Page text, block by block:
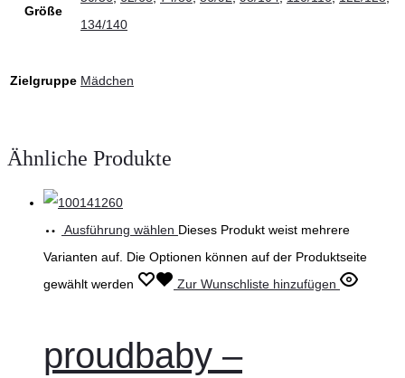
Größe
134/140
Zielgruppe Mädchen
Ähnliche Produkte
Ausführung wählen Dieses Produkt weist mehrere
Varianten auf. Die Optionen können auf der Produktseite
gewählt werden
Zur Wunschliste hinzufügen
proudbaby –